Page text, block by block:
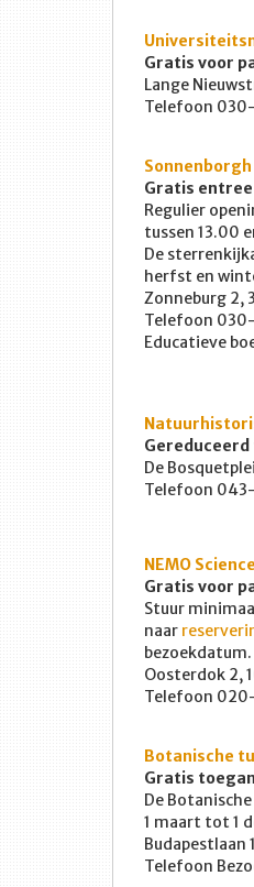
Gratis voor
Lange
Telefoon
Gratis
Regulier
tussen 13.00
De
herfst en
Zonneburg 2,
Telefoon
Educatieve
De
Telefoon
NEMO
Gratis voor
Stuur
naar
bezoekdatum.
Oosterdok 2,
Telefoon
Botanische
Gratis
De
1 maart tot 1
Budapestlaan
Telefoon